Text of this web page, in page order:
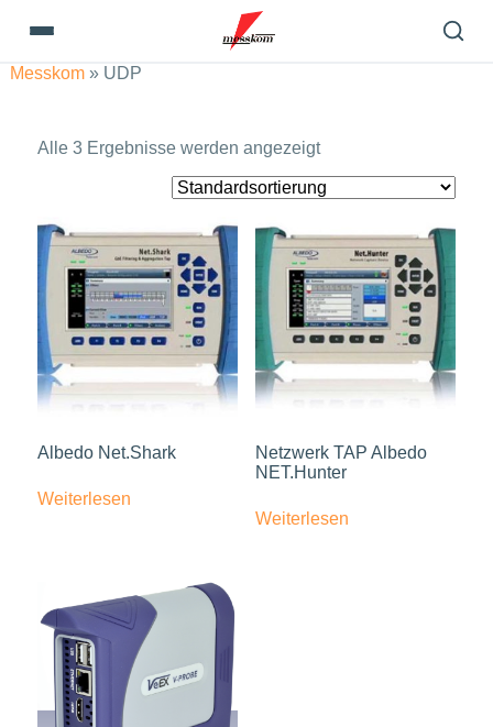
Messkom » UDP
Alle 3 Ergebnisse werden angezeigt
Albedo Net.Shark
Weiterlesen
Netzwerk TAP Albedo
NET.Hunter
Weiterlesen